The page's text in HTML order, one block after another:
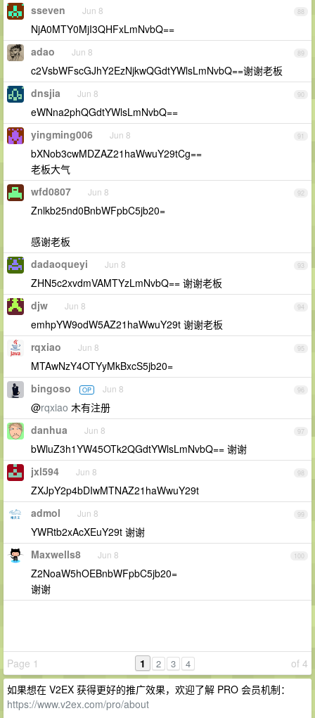
88
sseven Jun 8
NjA0MTY0MjI3QHFxLmNvbQ==
89
adao Jun 8
c2VsbWFscGJhY2EzNjkwQGdtYWlsLmNvbQ==谢谢老板
90
dnsjia Jun 8
eWNna2phQGdtYWlsLmNvbQ==
91
yingming006 Jun 8
bXNob3cwMDZAZ21haWwuY29tCg==
老板大气
92
wfd0807 Jun 8
Znlkb25nd0BnbWFpbC5jb20=
感谢老板
93
dadaoqueyi Jun 8
ZHN5c2xvdmVAMTYzLmNvbQ== 谢谢老板
94
djw Jun 8
emhpYW9odW5AZ21haWwuY29t 谢谢老板
95
rqxiao Jun 8
MTAwNzY4OTYyMkBxcS5jb20=
96
bingoso OP Jun 8
@rqxiao 木有注册
97
danhua Jun 8
bWluZ3h1YW45OTk2QGdtYWlsLmNvbQ== 谢谢
98
jxl594 Jun 8
ZXJpY2p4bDIwMTNAZ21haWwuY29t
99
admol Jun 8
YWRtb2xAcXEuY29t 谢谢
100
Maxwells8 Jun 8
Z2NoaW5hOEBnbWFpbC5jb20=
谢谢
Page 1 of 4
1 2 3 4
如果想在 V2EX 获得更好的推广效果，欢迎了解 PRO 会员机制：
https://www.v2ex.com/pro/about